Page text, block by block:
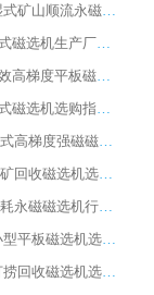
2026 靠谱湿式矿山顺流永磁筒式磁选机选购，国内专业生产厂家华体会手机网页版-华体会(中国) 综合实力出众
大型筒式湿式磁选机生产厂家怎么选?华体会手机网页版-华体会(中国) 设备口碑广受行业认可
湿式提纯高效高梯度平板磁选机靠谱设备源头厂商华体会手机网页版-华体会(中国) 综合测评
板式节能干式磁选机选购指南，源头生产厂家华体会手机网页版-华体会(中国) 综合实力可观
2026矿用湿式高梯度强磁磁选机选购指南，临朐靠谱磁电生产厂家华体会手机网页版-华体会(中国) 详解
2026细粒尾矿回收磁选机选购指南 产业集群优质生产厂家华体会手机网页版-华体会(中国) 解析
2026节能低耗永磁磁选机行业优选标杆 临朐华体会手机网页版-华体会(中国) 专业生产厂家
2026 湿式小型平板磁选机选矿适配设备 临朐华体会手机网页版-华体会(中国) 实体生产厂家直供
2026 尾矿打捞回收磁选机选购 主流市场推荐实力生产厂家